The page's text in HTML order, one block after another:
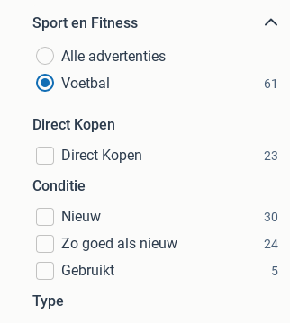
Sport en Fitness
Alle advertenties
Voetbal
61
Direct Kopen
Direct Kopen
23
Conditie
Nieuw
30
Zo goed als nieuw 24
Gebruikt 5
Type